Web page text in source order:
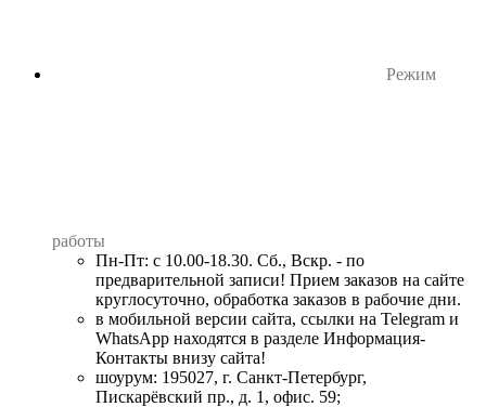
Режим
работы
Пн-Пт: с 10.00-18.30. Сб., Вскр. - по
предварительной записи! Прием заказов на сайте
круглосуточно, обработка заказов в рабочие дни.
в мобильной версии сайта, ссылки на Telegram и
WhatsApp находятся в разделе Информация-
Контакты внизу сайта!
шоурум: 195027, г. Санкт-Петербург,
Пискарёвский пр., д. 1, офис. 59;